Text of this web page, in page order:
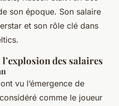
son époque. Son salaire
et son rôle clé dans
des salaires
vu l’émergence de
comme le joueur